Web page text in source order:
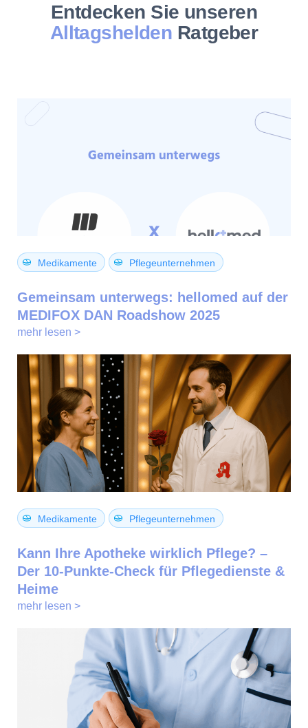
Entdecken Sie unseren
Alltagshelden Ratgeber
Medikamente Pflegeunternehmen
Gemeinsam unterwegs: hellomed auf der
MEDIFOX DAN Roadshow 2025
mehr lesen >
Medikamente Pflegeunternehmen
Kann Ihre Apotheke wirklich Pflege? –
Der 10-Punkte-Check für Pflegedienste &
Heime
mehr lesen >